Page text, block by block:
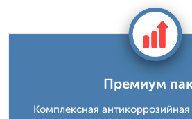
Премиум
Комплексная